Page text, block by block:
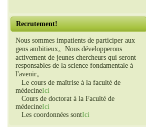
Recrutement!
Nous sommes impatients de participer aux
gens ambitieux。Nous développerons
activement de jeunes chercheurs qui seront
responsables de la science fondamentale à
l'avenir。
Le cours de maîtrise à la faculté de
médecineIci
Cours de doctorat à la Faculté de
médecineIci
Les coordonnées sontIci